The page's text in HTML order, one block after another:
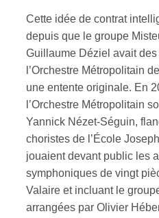
Cette idée de contrat
depuis que le groupe
Guillaume Déziel avait des
l’Orchestre Métropolitain
une entente originale. En
l’Orchestre Métropolitain
Yannick Nézet-Séguin,
choristes de l’École
jouaient devant public les
symphoniques de vingt
Valaire et incluant le
arrangées par Olivier